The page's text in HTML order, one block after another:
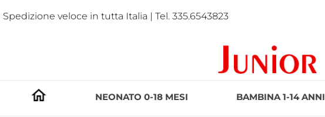
Spedizione veloce in tutta Italia | Tel. 335.6543823
NEONATO 0-18 MESI BAMBINA 1-14 ANNI